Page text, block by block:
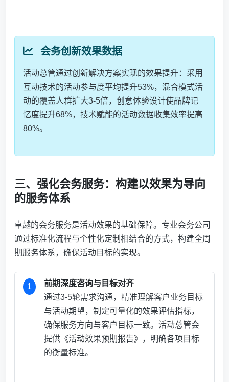
会务创新效果数据
活动总管通过创新解决方案实现的效果提升：采用
互动技术的活动参与度平均提升53%，混合模式活
动的覆盖人群扩大3-5倍，创意体验设计使品牌记
忆度提升68%，技术赋能的活动数据收集效率提高
80%。
三、强化会务服务：构建以效果为导向
的服务体系
卓越的会务服务是活动效果的基础保障。专业会务公司
通过标准化流程与个性化定制相结合的方式，构建全周
期服务体系，确保活动目标的实现。
1
前期深度咨询与目标对齐
通过3-5轮需求沟通，精准理解客户业务目标
与活动期望，制定可量化的效果评估指标，
确保服务方向与客户目标一致。活动总管会
提供《活动效果预期报告》，明确各项目标
的衡量标准。